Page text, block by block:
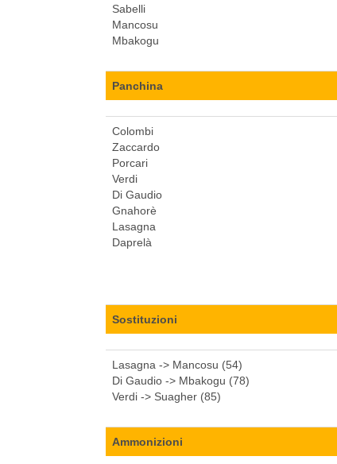
Sabelli
Mancosu
Mbakogu
Panchina
Colombi
Zaccardo
Porcari
Verdi
Di Gaudio
Gnahorè
Lasagna
Daprelà
Sostituzioni
Lasagna -> Mancosu (54)
Di Gaudio -> Mbakogu (78)
Verdi -> Suagher (85)
Ammonizioni